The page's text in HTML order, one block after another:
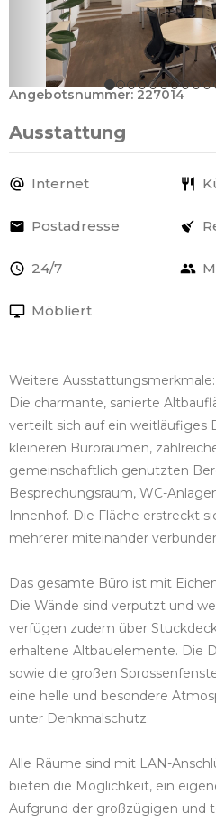
Angebotsnummer: 227014
Ausstattung
Internet
Postadresse
24/7
Möbliert
Weitere Ausstattungsmerkmale:
Die charmante, sanierte
verteilt sich auf ein weitläufiges
kleineren Büroräumen,
gemeinschaftlich genutzten
Besprechungsraum, WC-
Innenhof. Die Fläche erstreckt
mehrerer miteinander
Das gesamte Büro ist mit
Die Wände sind verputzt und
verfügen zudem über
erhaltene Altbauelemente. Die
sowie die großen
eine helle und besondere
unter Denkmalschutz.
Alle Räume sind mit LAN-
bieten die Möglichkeit, ein
Aufgrund der großzügigen und